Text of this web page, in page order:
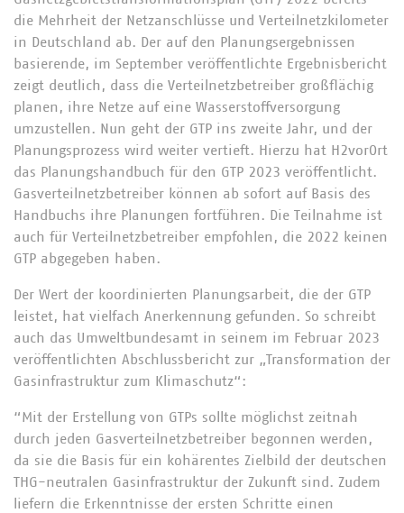
die Mehrheit der Netzanschlüsse und Verteilnetzkilometer
in Deutschland ab. Der auf den Planungsergebnissen
basierende, im September veröffentlichte Ergebnisbericht
zeigt deutlich, dass die Verteilnetzbetreiber großflächig
planen, ihre Netze auf eine Wasserstoffversorgung
umzustellen. Nun geht der GTP ins zweite Jahr, und der
Planungsprozess wird weiter vertieft. Hierzu hat H2vorOrt
das Planungshandbuch für den GTP 2023 veröffentlicht.
Gasverteilnetzbetreiber können ab sofort auf Basis des
Handbuchs ihre Planungen fortführen. Die Teilnahme ist
auch für Verteilnetzbetreiber empfohlen, die 2022 keinen
GTP abgegeben haben.
Der Wert der koordinierten Planungsarbeit, die der GTP
leistet, hat vielfach Anerkennung gefunden. So schreibt
auch das Umweltbundesamt in seinem im Februar 2023
veröffentlichten Abschlussbericht zur „Transformation der
Gasinfrastruktur zum Klimaschutz“:
“Mit der Erstellung von GTPs sollte möglichst zeitnah
durch jeden Gasverteilnetzbetreiber begonnen werden,
da sie die Basis für ein kohärentes Zielbild der deutschen
THG-neutralen Gasinfrastruktur der Zukunft sind. Zudem
liefern die Erkenntnisse der ersten Schritte einen